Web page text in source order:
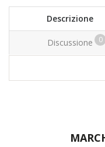
Descrizione
Discussione 0